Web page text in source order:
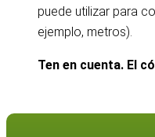
puede utilizar para
ejemplo, metros).
Ten en cuenta. El